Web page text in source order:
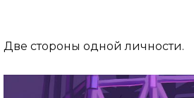
Две стороны одной личности.